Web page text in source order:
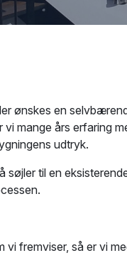
ønskes en
mange års erfaring
udtryk.
til en
vi fremviser, så er vi